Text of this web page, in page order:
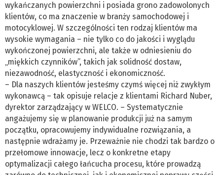
wykańczanych powierzchni i posiada grono zadowolonych
klientów, co ma znaczenie w branży samochodowej i
motocyklowej. W szczególności ten rodzaj klientów ma
wysokie wymagania – nie tylko co do jakości i wyglądu
wykończonej powierzchni, ale także w odniesieniu do
„miękkich czynników”, takich jak solidność dostaw,
niezawodność, elastyczność i ekonomiczność.
– Dla naszych klientów jesteśmy czymś więcej niż zwykłym
wykonawcą – tak opisuje relacje z klientami Richard Nuber,
dyrektor zarządzający w WELCO. – Systematycznie
angażujemy się w planowanie produkcji już na samym
początku, opracowujemy indywidualne rozwiązania, a
następnie wdrażamy je. Przeważnie nie chodzi tak bardzo o
przełomowe innowacje, lecz o konkretne etapy
optymalizacji całego łańcucha procesu, które prowadzą